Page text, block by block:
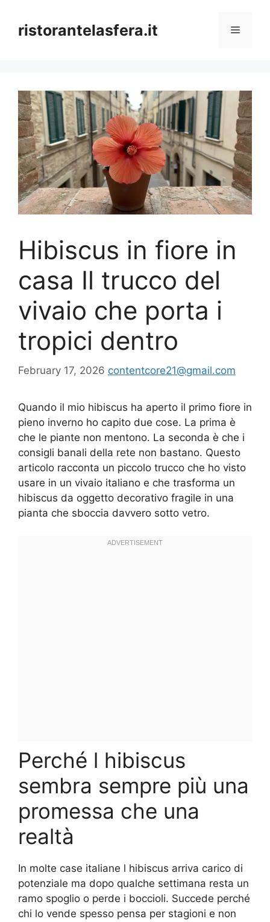
contentristorantelasfera.it Menu
Hibiscus in fiore in
casa Il trucco del
vivaio che porta i
tropici dentro
February 17, 2026 contentcore21@gmail.com
Quando il mio hibiscus ha aperto il primo fiore in
pieno inverno ho capito due cose. La prima è
che le piante non mentono. La seconda è che i
consigli banali della rete non bastano. Questo
articolo racconta un piccolo trucco che ho visto
usare in un vivaio italiano e che trasforma un
hibiscus da oggetto decorativo fragile in una
pianta che sboccia davvero sotto vetro.
Perché l hibiscus
sembra sempre più una
promessa che una
realtà
In molte case italiane l hibiscus arriva carico di
potenziale ma dopo qualche settimana resta un
ramo spoglio o perde i boccioli. Succede perché
chi lo vende spesso pensa per stagioni e non